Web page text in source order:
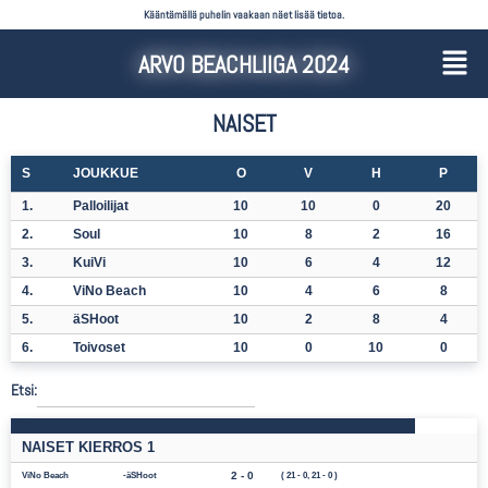
Kääntämällä puhelin vaakaan näet lisää tietoa.
ARVO BEACHLIIGA 2024
NAISET
S JOUKKUE O V H P
1. Palloilijat 10 10 0
20
2.
Soul 10 8 2
16
3.
KuiVi 10 6 4
12
4.
ViNo Beach 10 4 6
8
5.
äSHoot 10 2 8
4
6.
Toivoset 10 0 10 0
Etsi:
NAISET KIERROS 1
ViNo Beach äSHoot 2 - 0 ( 21 - 0, 21 - 0 )